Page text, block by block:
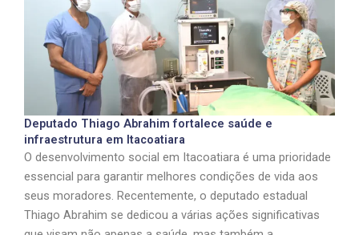
Deputado Thiago Abrahim fortalece saúde e
infraestrutura em Itacoatiara
O desenvolvimento social em Itacoatiara é uma prioridade
essencial para garantir melhores condições de vida aos
seus moradores. Recentemente, o deputado estadual
Thiago Abrahim se dedicou a várias ações significativas